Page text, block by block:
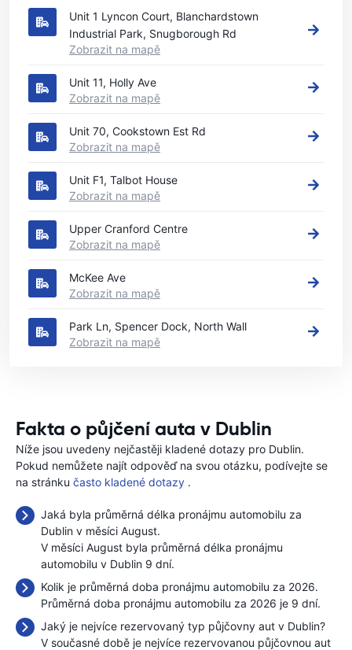
Unit 1 Lyncon Court, Blanchardstown
Industrial Park, Snugborough Rd
Zobrazit na mapě
Unit 11, Holly Ave
Zobrazit na mapě
Unit 70, Cookstown Est Rd
Zobrazit na mapě
Unit F1, Talbot House
Zobrazit na mapě
Upper Cranford Centre
Zobrazit na mapě
McKee Ave
Zobrazit na mapě
Park Ln, Spencer Dock, North Wall
Zobrazit na mapě
Fakta o půjčení auta v Dublin
Níže jsou uvedeny nejčastěji kladené dotazy pro Dublin.
Pokud nemůžete najít odpověď na svou otázku, podívejte se
na stránku často kladené dotazy .
Jaká byla průměrná délka pronájmu automobilu za
Dublin v měsíci August.
V měsíci August byla průměrná délka pronájmu
automobilu v Dublin 9 dní.
Kolik je průměrná doba pronájmu automobilu za 2026.
Průměrná doba pronájmu automobilu za 2026 je 9 dní.
Jaký je nejvíce rezervovaný typ půjčovny aut v Dublin?
V současné době je nejvíce rezervovanou půjčovnou aut